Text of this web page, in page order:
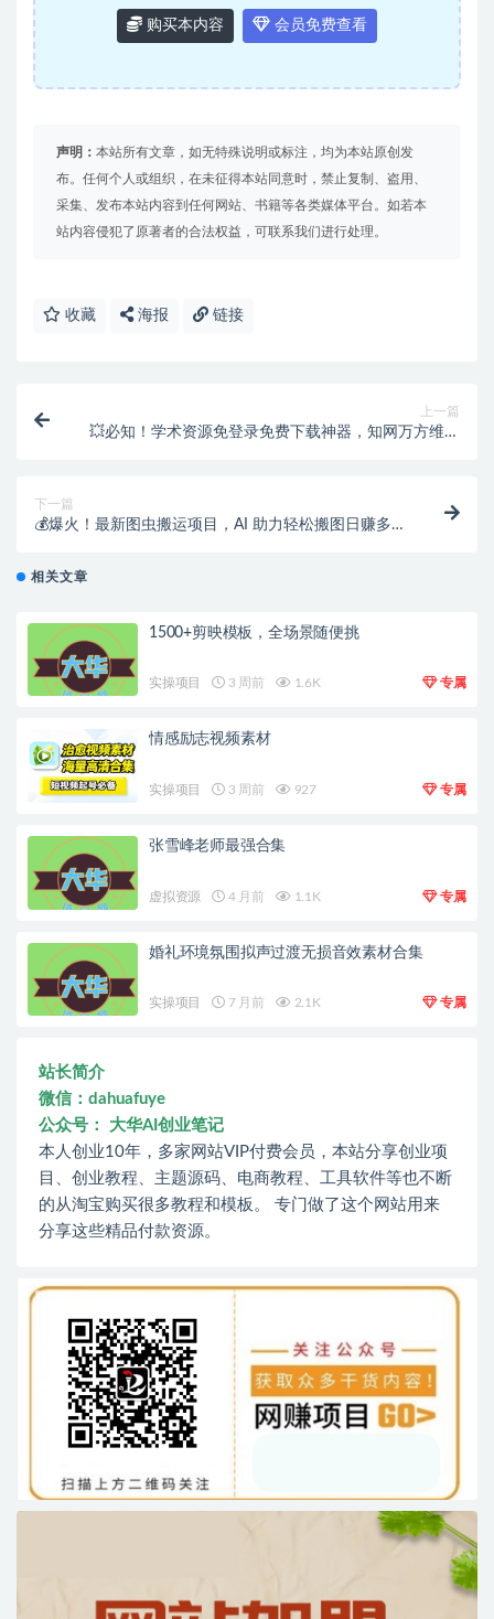
购买本内容 会员免费查看
声明： 本站所有文章，如无特殊说明或标注，均为本站原创发
布。任何个人或组织，在未征得本站同意时，禁止复制、盗用、
采集、发布本站内容到任何网站、书籍等各类媒体平台。如若本
站内容侵犯了原著者的合法权益，可联系我们进行处理。
收藏 海报 链接
上一篇
💥必知！学术资源免登录免费下载神器，知网万方维普
下一篇
💰爆火！最新图虫搬运项目，AI 助力轻松搬图日赚多
相关文章
1500+剪映模板，全场景随便挑
实操项目 3 周前 1.6K 专属
情感励志视频素材
实操项目 3 周前 927 专属
张雪峰老师最强合集
虚拟资源 4 月前 1.1K 专属
婚礼环境氛围拟声过渡无损音效素材合集
实操项目 7 月前 2.1K 专属
站长简介
微信：dahuafuye
公众号： 大华AI创业笔记
本人创业10年，多家网站VIP付费会员，本站分享创业项
目、创业教程、主题源码、电商教程、工具软件等也不断
的从淘宝购买很多教程和模板。 专门做了这个网站用来
分享这些精品付款资源。